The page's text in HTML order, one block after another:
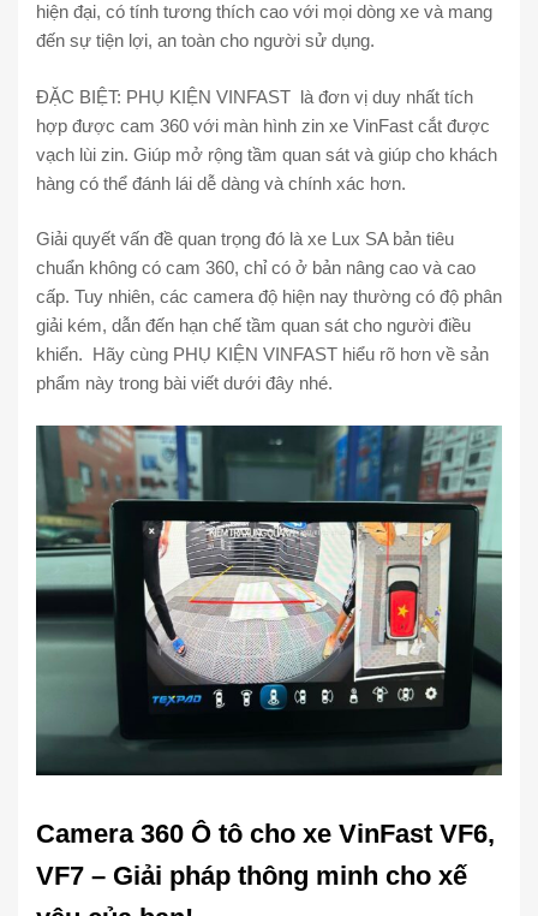
hiện đại, có tính tương thích cao với mọi dòng xe và mang
đến sự tiện lợi, an toàn cho người sử dụng.
ĐẶC BIỆT: PHỤ KIỆN VINFAST là đơn vị duy nhất tích
hợp được cam 360 với màn hình zin xe VinFast cắt được
vạch lùi zin. Giúp mở rộng tầm quan sát và giúp cho khách
hàng có thể đánh lái dễ dàng và chính xác hơn.
Giải quyết vấn đề quan trọng đó là xe Lux SA bản tiêu
chuẩn không có cam 360, chỉ có ở bản nâng cao và cao
cấp. Tuy nhiên, các camera độ hiện nay thường có độ phân
giải kém, dẫn đến hạn chế tầm quan sát cho người điều
khiển. Hãy cùng PHỤ KIỆN VINFAST hiểu rõ hơn về sản
phẩm này trong bài viết dưới đây nhé.
Camera 360 Ô tô cho xe VinFast VF6,
VF7 – Giải pháp thông minh cho xế